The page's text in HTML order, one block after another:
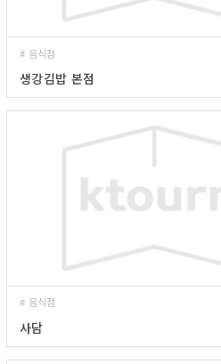
# 음식점
생강김밥 본점
# 음식점
사담